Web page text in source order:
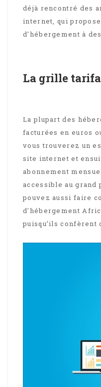
déjà rencontré des
internet, qui
d’hébergement à
La grille
La plupart des
facturées en euros
vous trouverez un
site internet et
abonnement
accessible au grand
pouvez aussi faire
d'hébergement
puisqu’ils confèrent